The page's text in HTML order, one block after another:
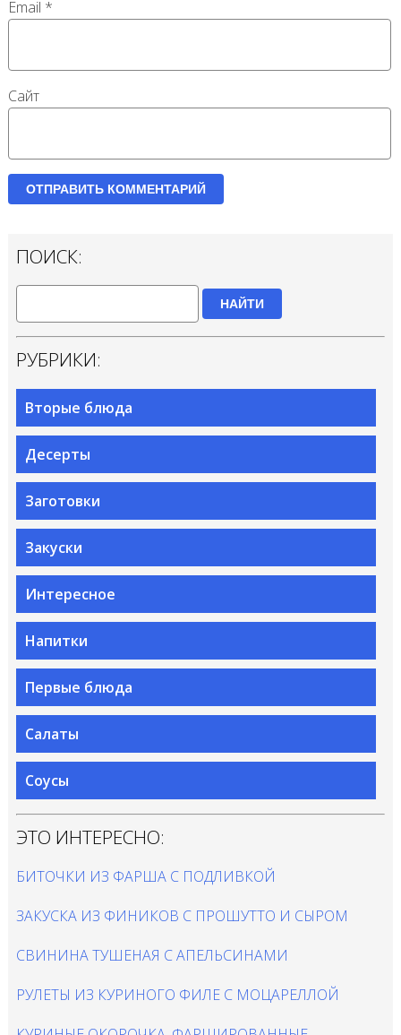
Email *
Сайт
ПОИСК:
НАЙТИ
РУБРИКИ:
Вторые блюда
Десерты
Заготовки
Закуски
Интересное
Напитки
Первые блюда
Салаты
Соусы
ЭТО ИНТЕРЕСНО:
БИТОЧКИ ИЗ ФАРША С ПОДЛИВКОЙ
ЗАКУСКА ИЗ ФИНИКОВ С ПРОШУТТО И СЫРОМ
СВИНИНА ТУШЕНАЯ С АПЕЛЬСИНАМИ
РУЛЕТЫ ИЗ КУРИНОГО ФИЛЕ С МОЦАРЕЛЛОЙ